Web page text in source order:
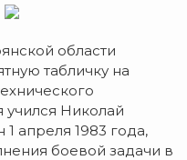
области
табличку на
учился Николай
апреля 1983 года,
боевой задачи в